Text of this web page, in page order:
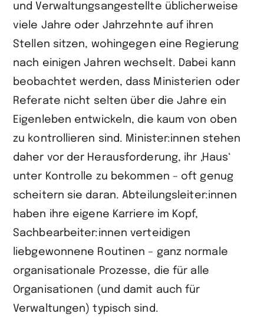
und Verwaltungsangestellte üblicherweise
viele Jahre oder Jahrzehnte auf ihren
Stellen sitzen, wohingegen eine Regierung
nach einigen Jahren wechselt. Dabei kann
beobachtet werden, dass Ministerien oder
Referate nicht selten über die Jahre ein
Eigenleben entwickeln, die kaum von oben
zu kontrollieren sind. Minister:innen stehen
daher vor der Herausfor­derung, ihr ‚Haus‘
unter Kontrolle zu bekommen – oft genug
scheitern sie daran. Abteilungsleiter:innen
haben ihre eigene Karriere im Kopf,
Sachbearbeiter:innen verteidigen
liebgewonnene Routinen – ganz normale
organisationale Prozesse, die für alle
Organisationen (und damit auch für
Verwaltungen) typisch sind.